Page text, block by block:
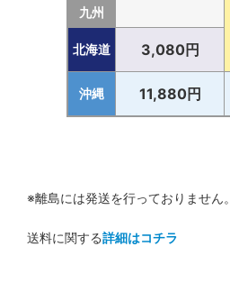
九州
北海道 3,080円
沖縄 11,880円
※離島には発送を行っておりません。
送料に関する詳細はコチラ